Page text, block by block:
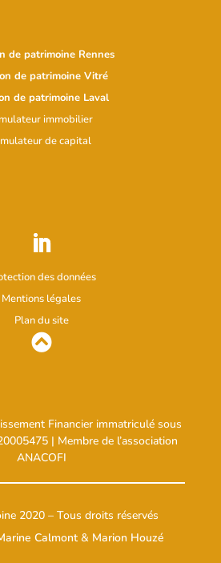
de patrimoine Rennes
de patrimoine Vitré
de patrimoine Laval
immobilier
de capital
des données
Mentions légales
Plan du site
Financier immatriculé sous
| Membre de l’association
ANACOFI
2020 – Tous droits réservés
Calmont& Marion Houzé